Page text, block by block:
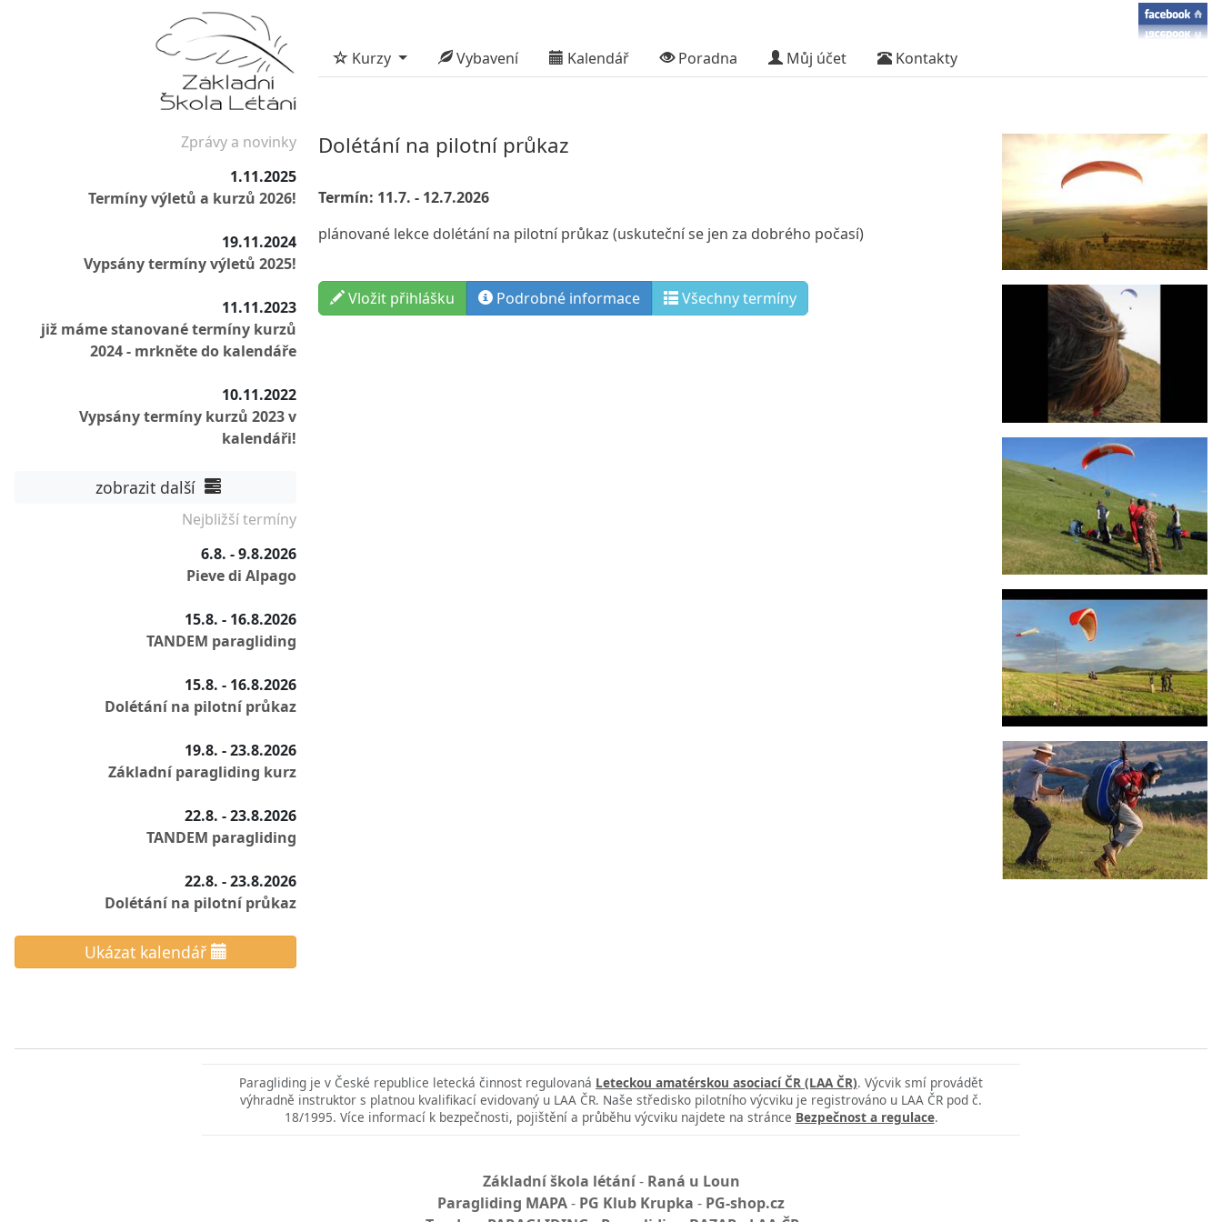
Kurzy Vybavení Kalendář Poradna Můj účet Kontakty
Zprávy a novinky
1.11.2025
Termíny výletů a kurzů 2026!
19.11.2024
Vypsány termíny výletů 2025!
11.11.2023
již máme stanované termíny kurzů
2024 - mrkněte do kalendáře
10.11.2022
Vypsány termíny kurzů 2023 v
kalendáři!
zobrazit další
Nejbližší termíny
6.8. - 9.8.2026
Pieve di Alpago
15.8. - 16.8.2026
TANDEM paragliding
15.8. - 16.8.2026
Dolétání na pilotní průkaz
19.8. - 23.8.2026
Základní paragliding kurz
22.8. - 23.8.2026
TANDEM paragliding
22.8. - 23.8.2026
Dolétání na pilotní průkaz
Ukázat kalendář
Dolétání na pilotní průkaz
Termín: 11.7. - 12.7.2026
plánované lekce dolétání na pilotní průkaz (uskuteční se jen za dobrého počasí)
Vložit přihlášku Podrobné informace Všechny termíny
Paragliding je v České republice letecká činnost regulovaná Leteckou amatérskou asociací ČR (LAA ČR). Výcvik smí provádět
výhradně instruktor s platnou kvalifikací evidovaný u LAA ČR. Naše středisko pilotního výcviku je registrováno u LAA ČR pod č.
18/1995. Více informací k bezpečnosti, pojištění a průběhu výcviku najdete na stránce Bezpečnost a regulace.
Základní škola létání- Raná u Loun
Paragliding MAPA- PG Klub Krupka - PG-shop.cz